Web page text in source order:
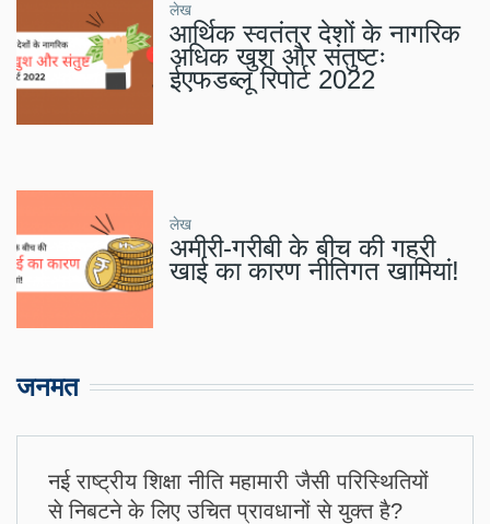
लेख
आर्थिक स्वतंत्र देशों के नागरिक
अधिक खुश और संतुष्टः
ईएफडब्लू रिपोर्ट 2022
लेख
अमीरी-गरीबी के बीच की गहरी
खाई का कारण नीतिगत खामियां!
जनमत
नई राष्ट्रीय शिक्षा नीति महामारी जैसी परिस्थितियों
से निबटने के लिए उचित प्रावधानों से युक्त है?